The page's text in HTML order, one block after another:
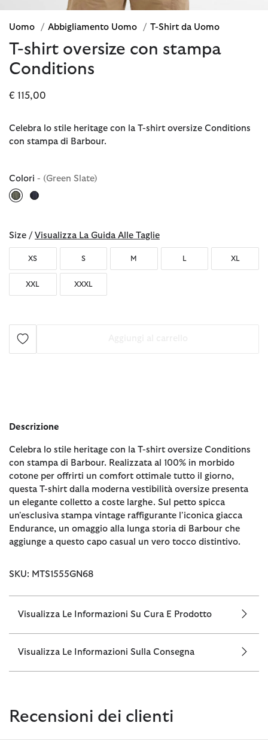
Uomo / Abbigliamento Uomo / T-Shirt da Uomo
T-shirt oversize con stampa
Conditions
€ 115,00
Celebra lo stile heritage con la T-shirt oversize Conditions
con stampa di Barbour.
Colori - (Green Slate)
Size / Visualizza La Guida Alle Taglie
XS S M L XL
XXL XXXL
Descrizione
Celebra lo stile heritage con la T-shirt oversize Conditions
con stampa di Barbour. Realizzata al 100% in morbido
cotone per offrirti un comfort ottimale tutto il giorno,
questa T-shirt dalla moderna vestibilità oversize presenta
un elegante colletto a coste larghe. Sul petto spicca
un'esclusiva stampa vintage raffigurante l'iconica giacca
Endurance, un omaggio alla lunga storia di Barbour che
aggiunge a questo capo casual un vero tocco distintivo.
SKU: MTS1555GN68
Visualizza Le Informazioni Su Cura E Prodotto
Visualizza Le Informazioni Sulla Consegna
Recensioni dei clienti